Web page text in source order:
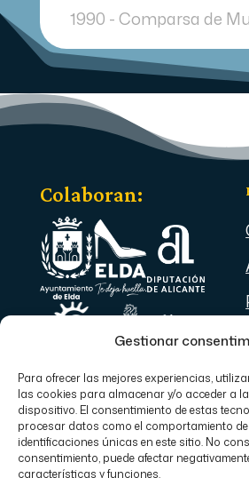
Gestionar
Para ofrecer las mejores experiencias,
las cookies para almacenar y/o acceder a
dispositivo. El consentimiento de estas
procesar datos como el comportamiento
identificaciones únicas en este sitio. No
consentimiento, puede afectar
características y funciones.
1990 - Comparsa de
Colaboran:
© Junta Central de
Comparsas de Moros y
Cristianos de Elda.
Esta asociación ha sido